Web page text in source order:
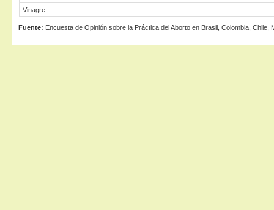
Vinagre
Fuente: Encuesta de Opinión sobre la Práctica del Aborto en Brasil, Colombia,